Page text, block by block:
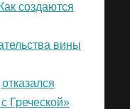
создаются
вины
Греческой»